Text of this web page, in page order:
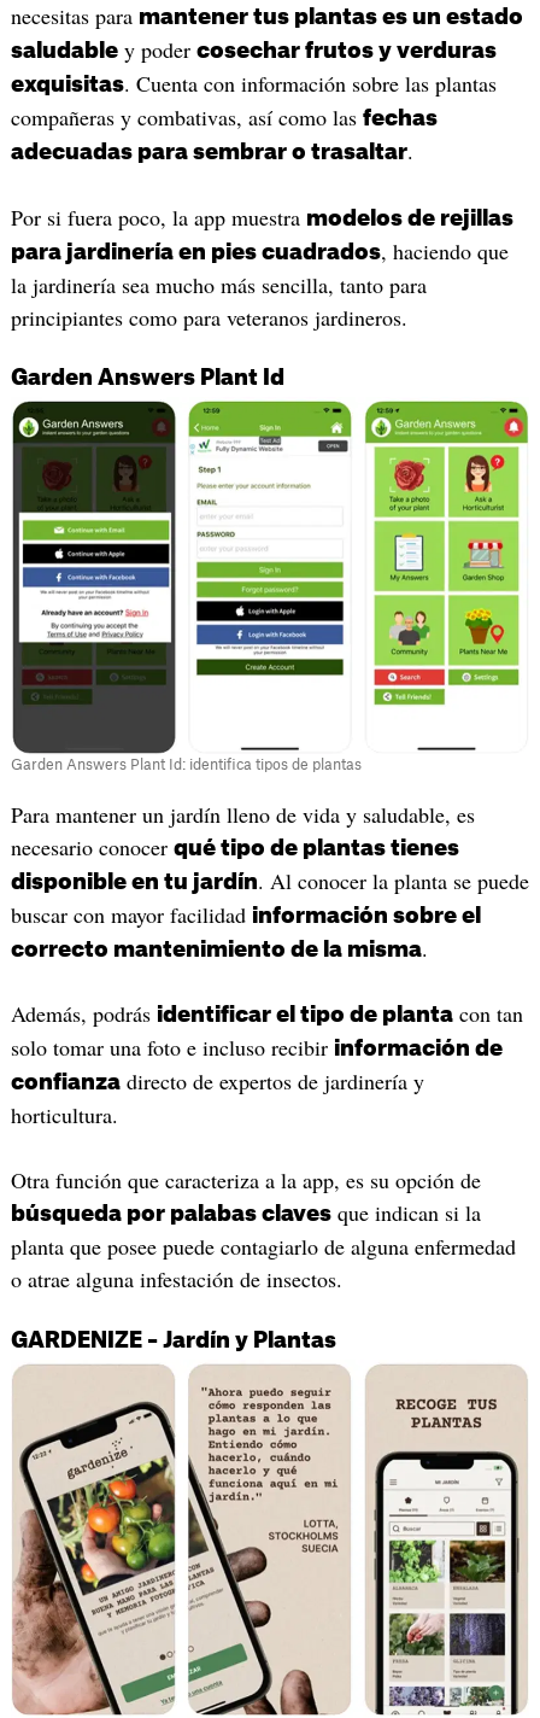
necesitas para mantener tus plantas es un estado
saludabley poder cosechar frutos y verduras
exquisitas. Cuenta con información sobre las plantas
compañeras y combativas, así como las fechas
adecuadas para sembrar o trasaltar.
Por si fuera poco, la app muestra modelos de rejillas
para jardinería en pies cuadrados, haciendo que
la jardinería sea mucho más sencilla, tanto para
principiantes como para veteranos jardineros.
Garden Answers Plant Id
Garden Answers Plant Id: identifica tipos de plantas
‎Para mantener un jardín lleno de vida y saludable, es
necesario conocer qué tipo de plantas tienes
disponible en tu jardín. Al conocer la planta se puede
buscar con mayor facilidad información sobre el
correcto mantenimiento de la misma.
Además, podrás identificar el tipo de plantacon tan
solo tomar una foto e incluso recibir información de
confianzadirecto de expertos de jardinería y
horticultura.
Otra función que caracteriza a la app, es su opción de
búsqueda por palabas clavesque indican si la
planta que posee puede contagiarlo de alguna enfermedad
o atrae alguna infestación de insectos.
GARDENIZE – Jardín y Plantas